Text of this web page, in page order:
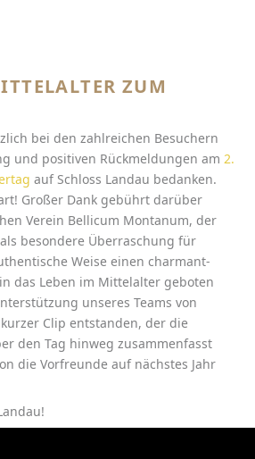
ZUM
bei den zahlreichen Besuchern
und positiven Rückmeldungen am 2.
auf Schloss Landau bedanken.
Großer Dank gebührt darüber
Verein Bellicum Montanum, der
besondere Überraschung für
Weise einen charmant-
das Leben im Mittelalter geboten
unseres Teams von
Clip entstanden, der die
den Tag hinweg zusammenfasst
die Vorfreunde auf nächstes Jahr